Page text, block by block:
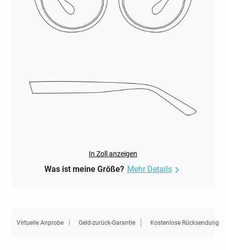
In Zoll anzeigen
Was ist meine Größe? Mehr Details
Virtuelle Anprobe Geld-zurück-Garantie Kostenlose Rücksendung